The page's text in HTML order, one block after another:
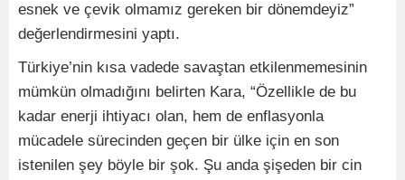
esnek ve çevik olmamız gereken bir dönemdeyiz”
değerlendirmesini yaptı.
Türkiye’nin kısa vadede savaştan etkilenmemesinin
mümkün olmadığını belirten Kara, “Özellikle de bu
kadar enerji ihtiyacı olan, hem de enflasyonla
mücadele sürecinden geçen bir ülke için en son
istenilen şey böyle bir şok. Şu anda şişeden bir cin